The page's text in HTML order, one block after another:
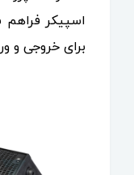
اسپیکر فراهم
برای خروجی و